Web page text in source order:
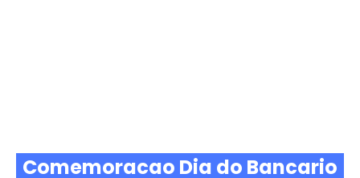
Comemoracao Dia do Bancario